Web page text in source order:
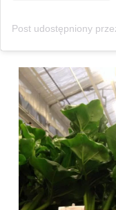
Post udostępniony